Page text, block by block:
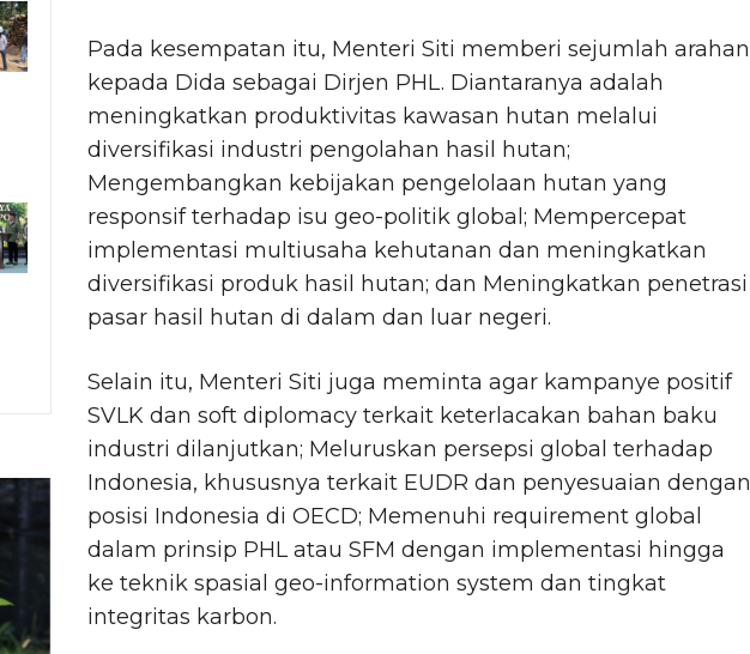
Pada kesempatan itu, Menteri Siti memberi sejumlah arahan
kepada Dida sebagai Dirjen PHL. Diantaranya adalah
meningkatkan produktivitas kawasan hutan melalui
diversifikasi industri pengolahan hasil hutan;
Mengembangkan kebijakan pengelolaan hutan yang
responsif terhadap isu geo-politik global; Mempercepat
implementasi multiusaha kehutanan dan meningkatkan
diversifikasi produk hasil hutan; dan Meningkatkan penetrasi
pasar hasil hutan di dalam dan luar negeri.
Selain itu, Menteri Siti juga meminta agar kampanye positif
SVLK dan soft diplomacy terkait keterlacakan bahan baku
industri dilanjutkan; Meluruskan persepsi global terhadap
Indonesia, khususnya terkait EUDR dan penyesuaian dengan
posisi Indonesia di OECD; Memenuhi requirement global
dalam prinsip PHL atau SFM dengan implementasi hingga
ke teknik spasial geo-information system dan tingkat
integritas karbon.